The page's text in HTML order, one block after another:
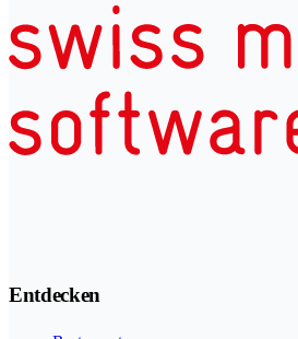
Entdecken